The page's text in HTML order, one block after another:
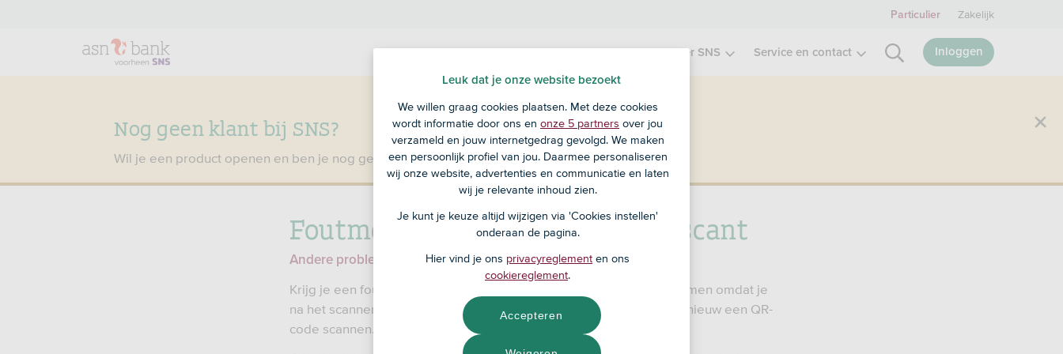
Nog geen klant bij SNS?
Wil je een product openen en ben je nog geen klant bij SNS?Ga dan naar ASN Bank .
Producten Over SNS Service en contact Inloggen
Particulier Zakelijk
Foutmelding als je de QR-code scant
Andere problemen met je QR-code
Krijg je een foutmelding als je de QR-code wilt scannen? Dat kan komen omdat je
na het scannen te lang hebt gewacht met ondertekenen. Je kunt opnieuw een QR-
code scannen.
Leuk dat je onze website bezoekt
We willen graag cookies plaatsen. Met deze cookies
wordt informatie door ons en onze 5 partners over jou
verzameld en jouw internetgedrag gevolgd. We maken
een persoonlijk profiel van jou. Daarmee personaliseren
wij onze website, advertenties en communicatie en laten
wij je relevante inhoud zien.
Je kunt je keuze altijd wijzigen via 'Cookies instellen'
onderaan de pagina.
Hier vind je ons privacyreglement en ons
cookiereglement.
Accepteren